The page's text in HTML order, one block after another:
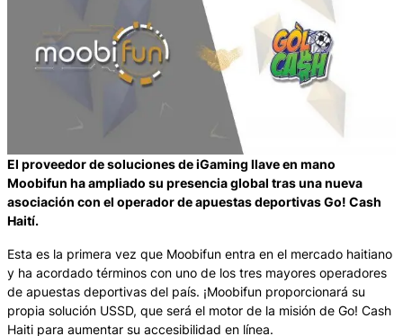
El proveedor de soluciones de iGaming llave en mano
Moobifun ha ampliado su presencia global tras una nueva
asociación con el operador de apuestas deportivas Go! Cash
Haití.
Esta es la primera vez que Moobifun entra en el mercado haitiano
y ha acordado términos con uno de los tres mayores operadores
de apuestas deportivas del país. ¡Moobifun proporcionará su
propia solución USSD, que será el motor de la misión de Go! Cash
Haiti para aumentar su accesibilidad en línea.